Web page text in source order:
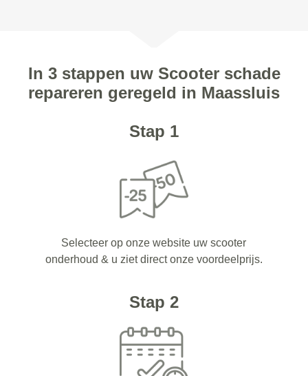
In 3 stappen uw Scooter schade
repareren geregeld in Maassluis
Stap 1
Selecteer op onze website uw scooter
onderhoud & u ziet direct onze voordeelprijs.
Stap 2